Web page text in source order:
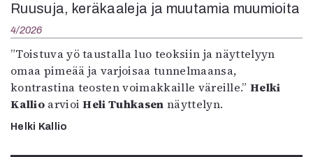
Ruusuja, keräkaaleja ja muutamia muumioita
4/2026
”Toistuva yö taustalla luo teoksiin ja näyttelyyn
omaa pimeää ja varjoisaa tunnelmaansa,
kontrastina teosten voimakkaille väreille.”Helki
KallioarvioiHeli Tuhkasen näyttelyn.
Helki Kallio